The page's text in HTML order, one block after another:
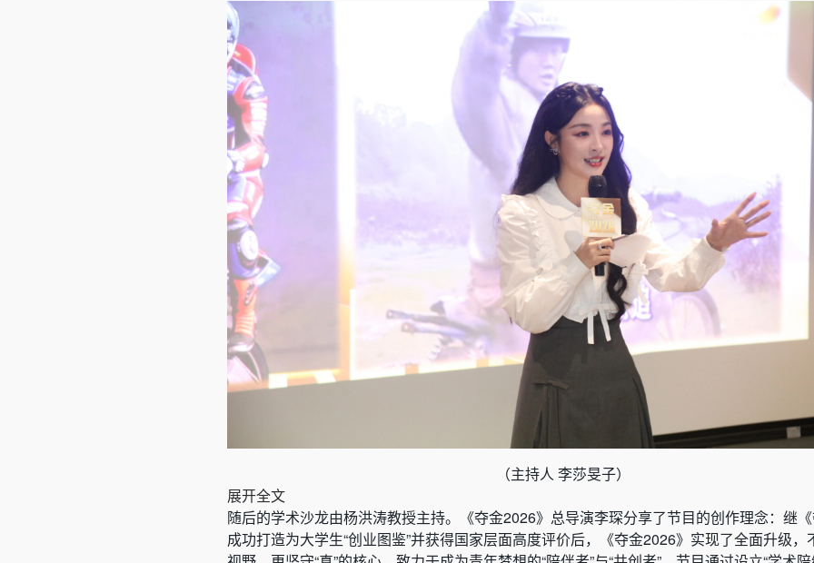
（主持人 李莎旻子）
展开全文
随后的学术沙龙由杨洪涛教授主持。《夺金2026》总导演李琛分享了节目的创作理念：继《
成功打造为大学生“创业图鉴”并获得国家层面高度评价后，《夺金2026》实现了全面升级，